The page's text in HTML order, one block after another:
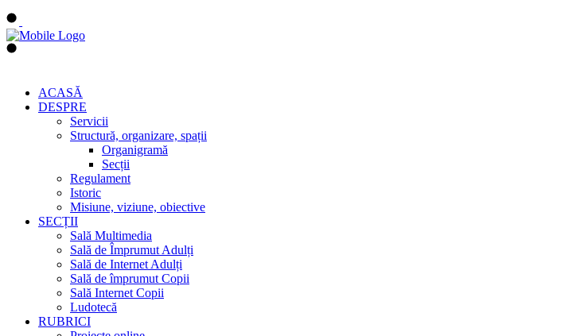
ACASĂ
DESPRE
Servicii
Structură, organizare, spații
Organigramă
Secții
Regulament
Istoric
Misiune, viziune, obiective
SECȚII
Sală Multimedia
Sală de Împrumut Adulți
Sală de Internet Adulți
Sală de împrumut Copii
Sală Internet Copii
Ludotecă
RUBRICI